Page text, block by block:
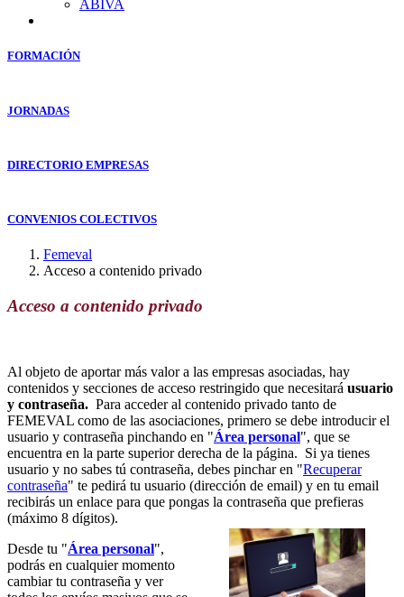
ABIVA
FORMACIÓN
JORNADAS
DIRECTORIO EMPRESAS
CONVENIOS COLECTIVOS
Femeval
Acceso a contenido privado
Acceso a contenido privado
Al objeto de aportar más valor a las empresas asociadas, hay
contenidos y secciones de acceso restringido que necesitará usuario
y contraseña. Para acceder al contenido privado tanto de
FEMEVAL como de las asociaciones, primero se debe introducir el
usuario y contraseña pinchando en "Área personal", que se
encuentra en la parte superior derecha de la página. Si ya tienes
usuario y no sabes tú contraseña, debes pinchar en "Recuperar
contraseña" te pedirá tu usuario (dirección de email) y en tu email
recibirás un enlace para que pongas la contraseña que prefieras
(máximo 8 dígitos).
Desde tu "Área personal",
podrás en cualquier momento
cambiar tu contraseña y ver